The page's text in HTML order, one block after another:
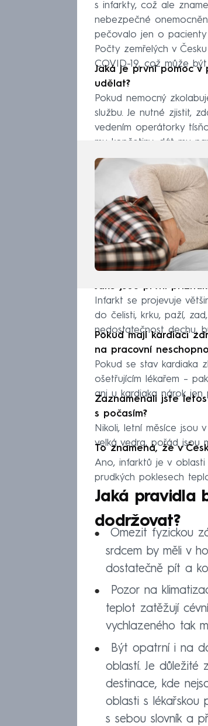
s infarkty, což ale
nebezpečné
pečovalo jen o pacienty
Počty zemřelých v
COVID-19, což může
Jaká je první pomoc v
udělat?
Pokud nemocný
službu. Je nutné zjistit,
vedením operátorky
mu končetiny, dát mu
Jaké jsou první
Infarkt se projevuje
do čelisti, krku, paží,
nedostatečnost dechu,
Pokud mají kardiaci
na pracovní
Pokud se stav kardiaka
ošetřujícím lékařem –
ani u kardiaka nárok
Zaznamenali jste
s počasím?
Nikoli, letní měsíce jsou
velká vedra, pořád jsou
To znamená, že v
Ano, infarktů je v
prudkých poklesech
Jaká pravidla
dodržovat?
Omezit fyzickou
srdcem by měli v
dostatečně pít a
Pozor na
teplot zatěžují
vychlazeného tak
Být opatrní i na
oblastí. Je důležité
destinace, kde
oblasti s lékařskou
s sebou slovník a